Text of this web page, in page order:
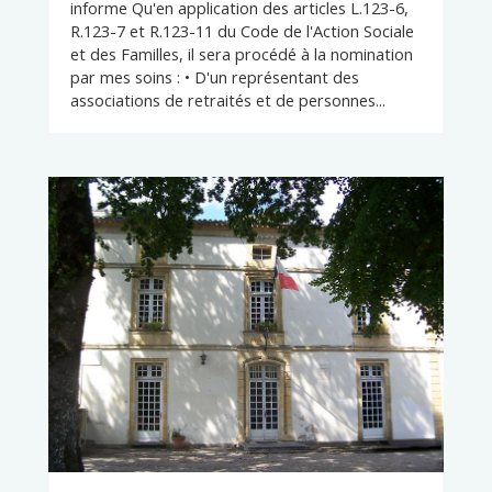
informe Qu'en application des articles L.123-6,
R.123-7 et R.123-11 du Code de l'Action Sociale
et des Familles, il sera procédé à la nomination
par mes soins : • D'un représentant des
associations de retraités et de personnes...